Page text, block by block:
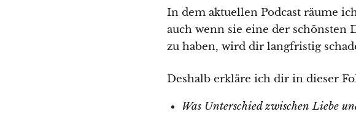
In dem aktuellen Podcast räume
auch wenn sie eine der schönsten
zu haben, wird dir langfristig
Deshalb erkläre ich dir in dieser
Was Unterschied zwischen Liebe